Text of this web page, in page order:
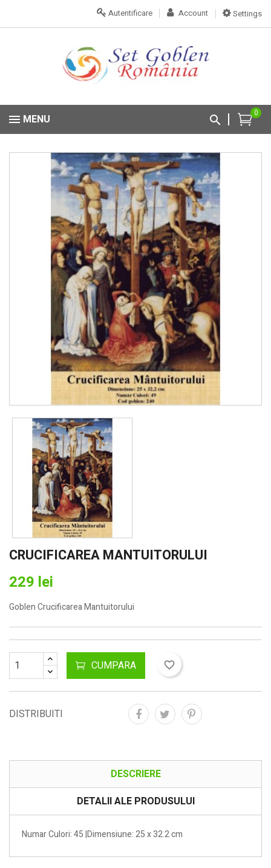
Settings
Account
Autentificare
0
MENU
CRUCIFICAREA MANTUITORULUI
229 lei
Goblen Crucificarea Mantuitorului
CUMPARA favorite_border
DISTRIBUITI
DESCRIERE
DETALII ALE PRODUSULUI
Numar Culori: 45 |Dimensiune: 25 x 32.2 cm